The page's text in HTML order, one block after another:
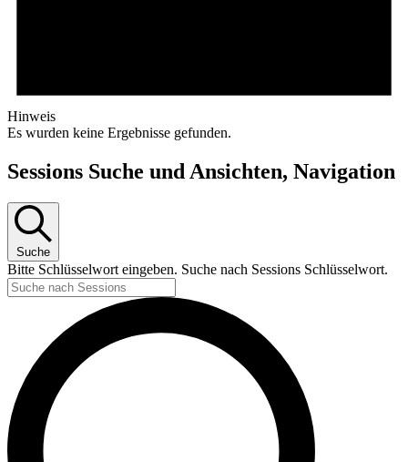
Hinweis
Es wurden keine Ergebnisse gefunden.
Sessions Suche und Ansichten, Navigation
Suche
Bitte Schlüsselwort eingeben. Suche nach Sessions Schlüsselwort.